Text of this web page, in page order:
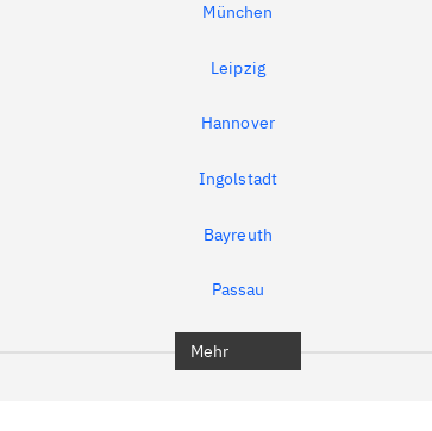
München
Leipzig
Hannover
Ingolstadt
Bayreuth
Passau
Mehr